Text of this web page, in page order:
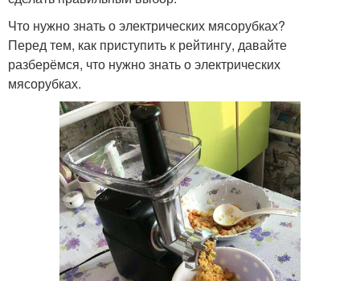
Что нужно знать о электрических мясорубках?
Перед тем, как приступить к рейтингу, давайте
разберёмся, что нужно знать о электрических
мясорубках.